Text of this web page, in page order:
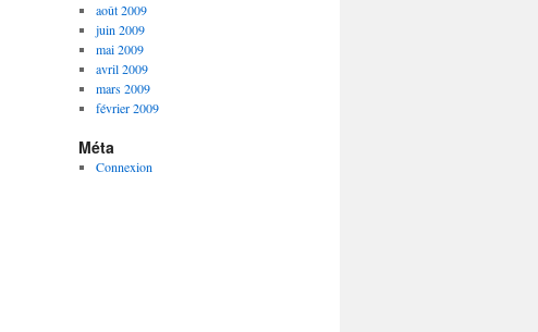
août 2009
juin 2009
mai 2009
avril 2009
mars 2009
février 2009
Méta
Connexion